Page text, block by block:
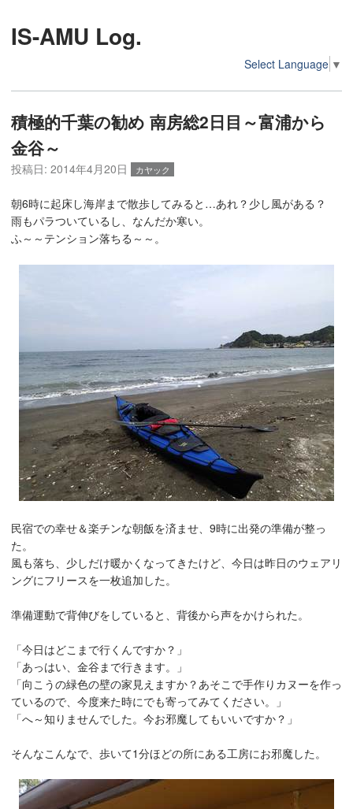
IS-AMU Log.
Select Language ▼
積極的千葉の勧め 南房総2日目～富浦から
金谷～
投稿日: 2014年4月20日 カヤック
朝6時に起床し海岸まで散歩してみると…あれ？少し風がある？
雨もパラついているし、なんだか寒い。
ふ～～テンション落ちる～～。
民宿での幸せ＆楽チンな朝飯を済ませ、9時に出発の準備が整っ
た。
風も落ち、少しだけ暖かくなってきたけど、今日は昨日のウェアリ
ングにフリースを一枚追加した。
準備運動で背伸びをしていると、背後から声をかけられた。
「今日はどこまで行くんですか？」
「あっはい、金谷まで行きます。」
「向こうの緑色の壁の家見えますか？あそこで手作りカヌーを作っ
ているので、今度来た時にでも寄ってみてください。」
「へ～知りませんでした。今お邪魔してもいいですか？」
そんなこんなで、歩いて1分ほどの所にある工房にお邪魔した。